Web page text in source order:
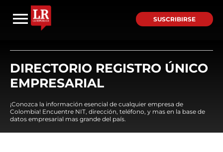
SUSCRIBIRSE
DIRECTORIO REGISTRO ÚNICO
EMPRESARIAL
¡Conozca la información esencial de cualquier empresa de
Colombia! Encuentre NIT, dirección, teléfono, y mas en la base de
datos empresarial mas grande del país.